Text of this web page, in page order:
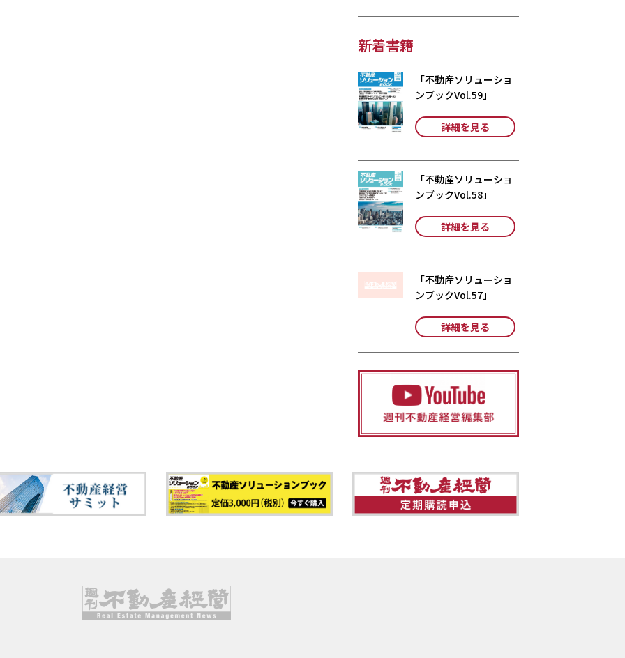
新着書籍
「不動産ソリューショ
ンブックVol.59」
詳細を見る
「不動産ソリューショ
ンブックVol.58」
詳細を見る
「不動産ソリューショ
ンブックVol.57」
詳細を見る